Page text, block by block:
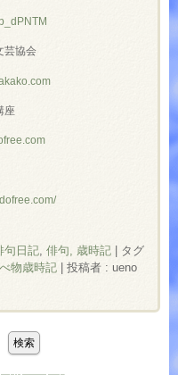
芸協会
座
句日記 俳句, 歳時記 | タグ
物歳時記 | 投稿者 : ueno